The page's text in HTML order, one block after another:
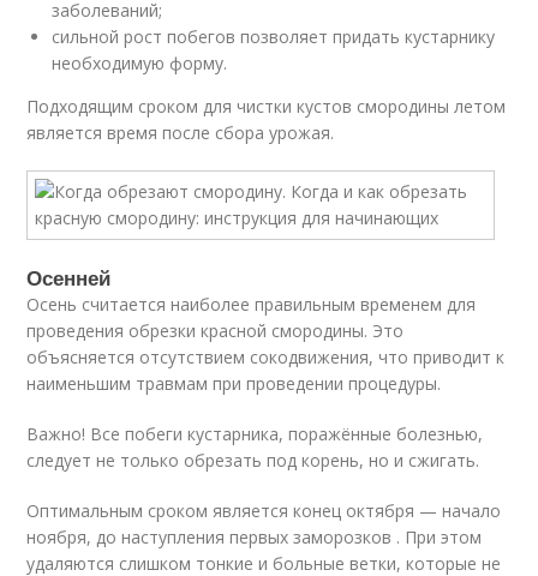
заболеваний;
сильной рост побегов позволяет придать кустарнику
необходимую форму.
Подходящим сроком для чистки кустов смородины летом
является время после сбора урожая.
Осенней
Осень считается наиболее правильным временем для
проведения обрезки красной смородины. Это
объясняется отсутствием сокодвижения, что приводит к
наименьшим травмам при проведении процедуры.
Важно! Все побеги кустарника, поражённые болезнью,
следует не только обрезать под корень, но и сжигать.
Оптимальным сроком является конец октября — начало
ноября, до наступления первых заморозков . При этом
удаляются слишком тонкие и больные ветки, которые не